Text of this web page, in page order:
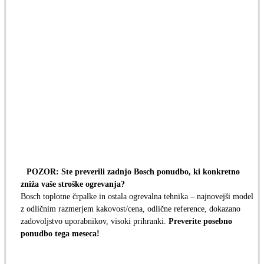
POZOR: Ste preverili zadnjo Bosch ponudbo, ki konkretno
zniža vaše stroške ogrevanja?
Bosch toplotne črpalke in ostala ogrevalna tehnika – najnovejši modeli
z odličnim razmerjem kakovost/cena, odlične reference, dokazano
zadovoljstvo uporabnikov, visoki prihranki. Preverite posebno
ponudbo tega meseca!